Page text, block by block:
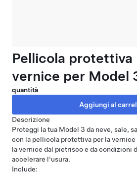
Pellicola protettiva
vernice per Model
quantità
Descrizione
Proteggi la tua Model 3 da neve, sale,
con la pellicola protettiva per la
la vernice dal pietrisco e da condizioni
accelerare l'usura.
Include: